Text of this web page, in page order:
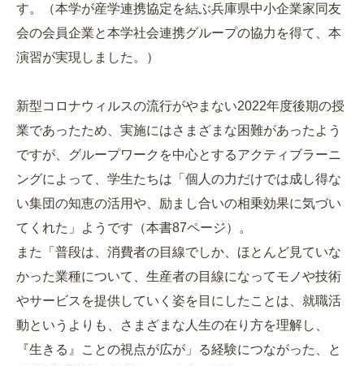
す。（本学が産学連携協定を結ぶ兵庫県中小企業家同友
会の会員企業と本学社会連携グループの協力を得て、本
演習が実現しました。）
新型コロナウィルスの流行がやまない2022年度後期の授
業であったため、実施にはさまざまな困難があったよう
ですが、グループワークを中心とするアクティブラーニ
ングによって、学生たちは「個人の力だけでは成し得な
い集団の知恵の活用や、励まし合いの相乗効果に気づい
てくれた」ようです（本書87ページ）。
また「普段は、消費者の目線でしか、ほとんど見ていな
かった業種について、生産者の目線になってモノや技術
やサービスを提供していく姿を目にしたことは、就職活
動というよりも、さまざまな人生の在り方を理解し、
『生きる』ことの視点が広が」る経験につながった、と